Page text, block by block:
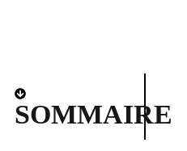
SOMMAIRE